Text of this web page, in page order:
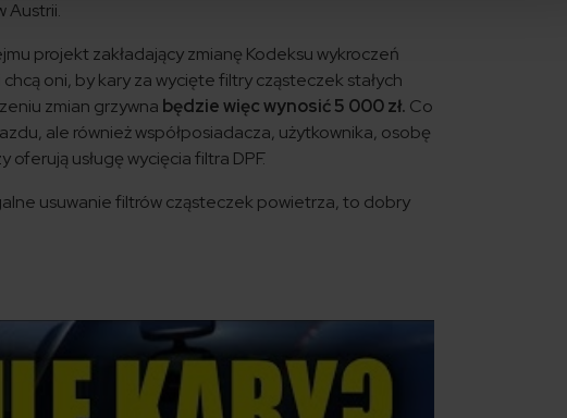
Austrii.
projekt zakładający zmianę Kodeksu wykroczeń
oni, by kary za wycięte filtry cząsteczek stałych
zmian grzywna będzie więc wynosić 5 000 zł. Co
ale również współposiadacza, użytkownika, osobę
usługę wycięcia filtra DPF.
usuwanie filtrów cząsteczek powietrza, to dobry